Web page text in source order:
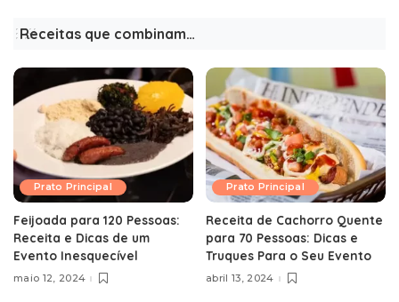
Receitas que combinam…
Prato Principal
Feijoada para 120 Pessoas:
Receita e Dicas de um
Evento Inesquecível
maio 12, 2024
Prato Principal
Receita de Cachorro Quente
para 70 Pessoas: Dicas e
Truques Para o Seu Evento
abril 13, 2024